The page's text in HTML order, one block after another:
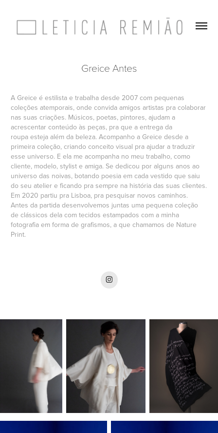
Greice Antes
A Greice é estilista e trabalha desde 2007 com pequenas
coleções atemporais, onde convida amigos artistas pra colaborar
nas suas criações. Músicos, poetas, pintores, ajudam a
acrescentar conteúdo às peças, pra que a entrega da
roupa esteja além da beleza. Acompanho a Greice desde a
primeira coleção, criando conceito visual pra ajudar a traduzir
esse universo. E ela me acompanha no meu trabalho, como
cliente, modelo, stylist e amiga. Se dedicou por alguns anos ao
universo das noivas, botando poesia em cada vestido que saiu
do seu atelier e ficando pra sempre na história das suas clientes.
Em 2020 partiu pra Lisboa, pra pesquisar novos caminhos.
Antes da partida desenvolvemos juntas uma pequena coleção
de clássicos dela com tecidos estampados com a minha
fotografia em forma de grafismos, a que chamamos de Nature
Print.